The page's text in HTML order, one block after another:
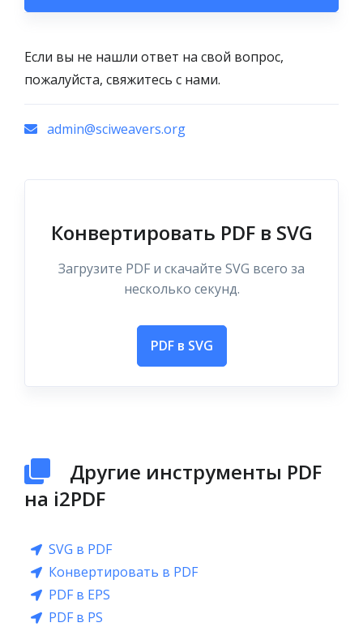
Если вы не нашли ответ на свой вопрос,
пожалуйста, свяжитесь с нами.
admin@sciweavers.org
Конвертировать PDF в SVG
Загрузите PDF и скачайте SVG всего за
несколько секунд.
PDF в SVG
Другие инструменты PDF
на i2PDF
SVG в PDF
Конвертировать в PDF
PDF в EPS
PDF в PS